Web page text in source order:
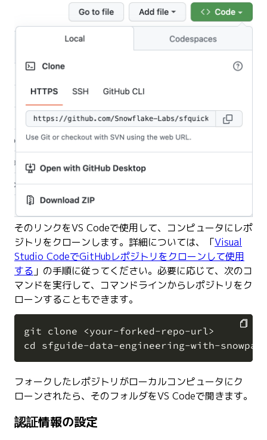
そのリンクをVS Codeで使用して、コンピュータにレポ
ジトリをクローンします。詳細については、「Visual
Studio CodeでGitHubレポジトリをクローンして使用
する 」の手順に従ってください。必要に応じて、次のコ
マンドを実行して、コマンドラインからレポジトリをク
ローンすることもできます。
git clone <your-forked-repo-url>
COPY
フォークしたレポジトリがローカルコンピュータにク
ローンされたら、そのフォルダをVS Codeで開きます。
認証情報の設定